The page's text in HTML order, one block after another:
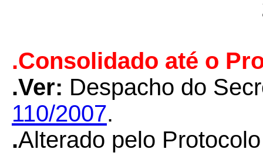
.Consolidado até o
.Ver: Despacho do
110/2007.
.Alterado pelo